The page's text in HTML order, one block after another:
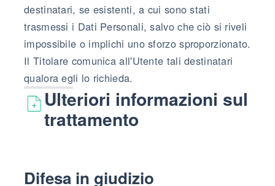
destinatari, se esistenti, a cui sono stati
trasmessi i Dati Personali, salvo che ciò si riveli
impossibile o implichi uno sforzo sproporzionato.
Il Titolare comunica all'Utente tali destinatari
qualora egli lo richieda.
Ulteriori informazioni sul
trattamento
Difesa in giudizio